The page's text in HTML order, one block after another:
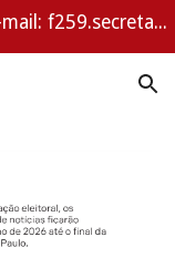
Fatec Pompeia Shunji Nishimura | e-mail: f259.secretaria@fatec.sp.gov.br | WhatsApp (14) 3452-1294